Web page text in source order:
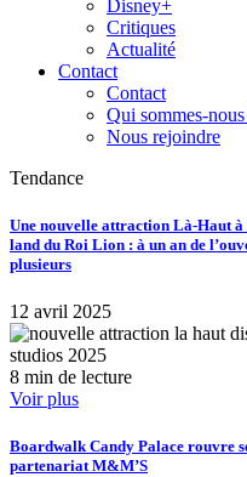
Disney+
Critiques
Actualité
Contact
Contact
Qui sommes-
Nous rejoindre
Tendance
Une nouvelle attraction Là-Haut à
land du Roi Lion : à un an de
plusieurs
12 avril 2025
8 min de lecture
Voir plus
Boardwalk Candy Palace rouvre
partenariat M&M’S